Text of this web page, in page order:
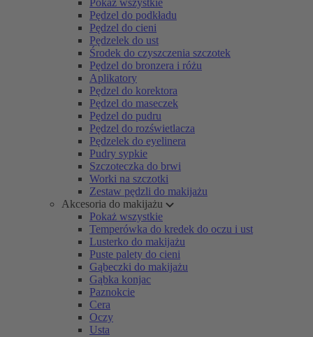
Pokaż wszystkie
Pędzel do podkładu
Pędzel do cieni
Pędzelek do ust
Środek do czyszczenia szczotek
Pędzel do bronzera i różu
Aplikatory
Pędzel do korektora
Pędzel do maseczek
Pędzel do pudru
Pędzel do rozświetlacza
Pędzelek do eyelinera
Pudry sypkie
Szczoteczka do brwi
Worki na szczotki
Zestaw pędzli do makijażu
Akcesoria do makijażu
Pokaż wszystkie
Temperówka do kredek do oczu i ust
Lusterko do makijażu
Puste palety do cieni
Gąbeczki do makijażu
Gąbka konjac
Paznokcie
Cera
Oczy
Usta